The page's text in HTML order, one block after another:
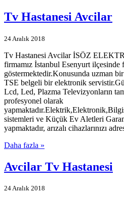
Tv Hastanesi Avcilar
24 Aralık 2018
Tv Hastanesi Avcilar İSÖZ
firmamız İstanbul Esenyurt ilçesinde
göstermektedir.Konusunda uzman
TSE belgeli bir elektronik
Lcd, Led, Plazma Televizyonların
profesyonel olarak
sistemleri ve Küçük Ev Aletleri
yapmaktadır, arızalı cihazlarınızı
Daha fazla »
Avcilar Tv Hastanesi
24 Aralık 2018